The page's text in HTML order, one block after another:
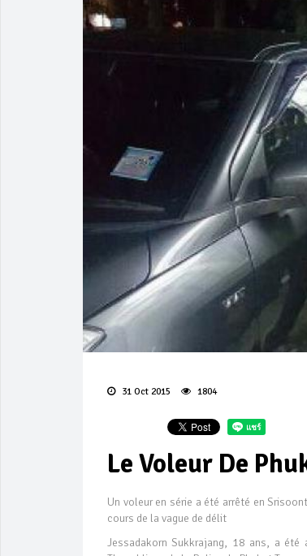
31 Oct 2015 1804
Le Voleur De
Un voleur en série a été arrêté en
cours de la vague de délit
Jessadakorn Sukkrajang, 18 ans, ​​a